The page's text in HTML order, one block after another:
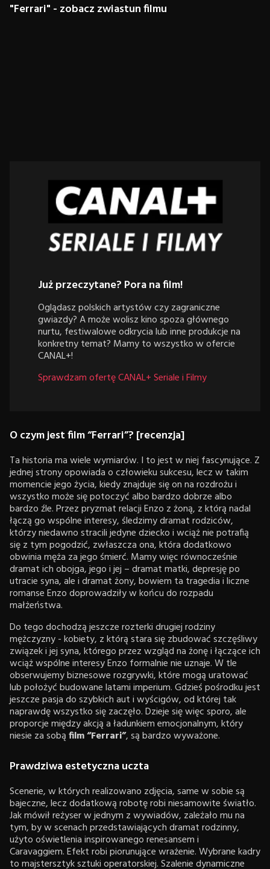
"Ferrari" - zobacz zwiastun filmu
Już przeczytane? Pora na film!
Oglądasz polskich artystów czy zagraniczne
gwiazdy? A może wolisz kino spoza głównego
nurtu, festiwalowe odkrycia lub inne produkcje na
konkretny temat? Mamy to wszystko w ofercie
CANAL+!
Sprawdzam ofertę CANAL+ Seriale i Filmy
O czym jest film “Ferrari”? [recenzja]
Ta historia ma wiele wymiarów. I to jest w niej fascynujące. Z
jednej strony opowiada o człowieku sukcesu, lecz w takim
momencie jego życia, kiedy znajduje się on na rozdrożu i
wszystko może się potoczyć albo bardzo dobrze albo
bardzo źle. Przez pryzmat relacji Enzo z żoną, z którą nadal
łączą go wspólne interesy, śledzimy dramat rodziców,
którzy niedawno stracili jedyne dziecko i wciąż nie potrafią
się z tym pogodzić, zwłaszcza ona, która dodatkowo
obwinia męża za jego śmierć. Mamy więc równocześnie
dramat ich obojga, jego i jej – dramat matki, depresję po
utracie syna, ale i dramat żony, bowiem ta tragedia i liczne
romanse Enzo doprowadziły w końcu do rozpadu
małżeństwa.
Do tego dochodzą jeszcze rozterki drugiej rodziny
mężczyzny - kobiety, z którą stara się zbudować szczęśliwy
związek i jej syna, którego przez wzgląd na żonę i łączące ich
wciąż wspólne interesy Enzo formalnie nie uznaje. W tle
obserwujemy biznesowe rozgrywki, które mogą uratować
lub położyć budowane latami imperium. Gdzieś pośrodku jest
jeszcze pasja do szybkich aut i wyścigów, od której tak
naprawdę wszystko się zaczęło. Dzieje się więc sporo, ale
proporcje między akcją a ładunkiem emocjonalnym, który
niesie za sobąfilm “Ferrari”, są bardzo wyważone.
Prawdziwa estetyczna uczta
Scenerie, w których realizowano zdjęcia, same w sobie są
bajeczne, lecz dodatkową robotę robi niesamowite światło.
Jak mówił reżyser w jednym z wywiadów, zależało mu na
tym, by w scenach przedstawiających dramat rodzinny,
użyto oświetlenia inspirowanego renesansem i
Caravaggiem. Efekt robi piorunujące wrażenie. Wybrane kadry
to majstersztyk sztuki operatorskiej. Szalenie dynamiczne